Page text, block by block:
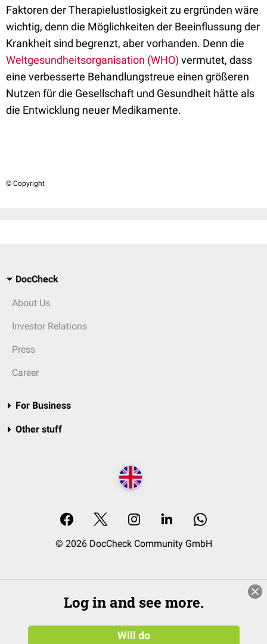
Faktoren der Therapielustlosigkeit zu ergründen wäre
wichtig, denn die Möglichkeiten der Beeinflussung der
Krankheit sind begrenzt, aber vorhanden. Denn die
Weltgesundheitsorganisation (WHO) vermutet, dass
eine verbesserte Behandlungstreue einen größeren
Nutzen für die Gesellschaft und Gesundheit hätte als
die Entwicklung neuer Medikamente.
© Copyright
DocCheck
About Us
Investor Relations
Press
Career
For Business
Other stuff
© 2026 DocCheck Community GmbH
Log in and see more.
Will do